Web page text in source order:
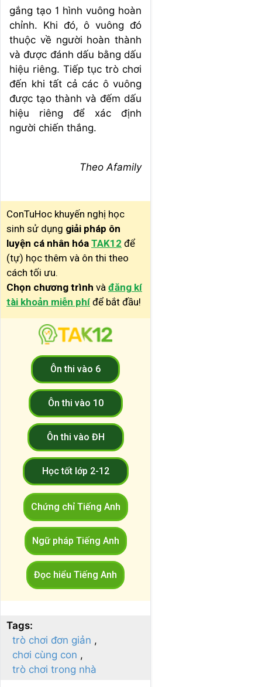
gắng tạo 1 hình vuông hoàn
chỉnh. Khi đó, ô vuông đó
thuộc về người hoàn thành
và được đánh dấu bằng dấu
hiệu riêng. Tiếp tục trò chơi
đến khi tất cả các ô vuông
được tạo thành và đếm dấu
hiệu riêng để xác định
người chiến thắng.
Theo Afamily
ConTuHoc khuyến nghị học
sinh sử dụng giải pháp ôn
luyện cá nhân hóa TAK12 để
(tự) học thêm và ôn thi theo
cách tối ưu.
Chọn chương trình và đăng kí
tài khoản miễn phí để bắt đầu!
Ôn thi vào 6
Ôn thi vào 10
Ôn thi vào ĐH
Học tốt lớp 2-12
Chứng chỉ Tiếng Anh
Ngữ pháp Tiếng Anh
Đọc hiểu Tiếng Anh
Tags:
trò chơi đơn giản
chơi cùng con
trò chơi trong nhà